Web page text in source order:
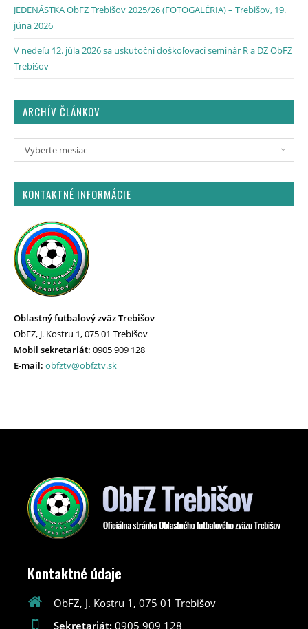
JEDENÁSTKA ObFZ Trebišov 2025/26 (FOTOGALÉRIA) – Trebišov, 19.
júna 2026
V nedeľu 12. júla 2026 sa uskutoční doškoľovací seminár R a DZ ObFZ
Trebišov
ARCHÍV ČLÁNKOV
Vyberte mesiac
KONTAKTNÉ INFORMÁCIE
Oblastný futbalový zväz Trebišov
ObFZ, J. Kostru 1, 075 01 Trebišov
Mobil sekretariát: 0905 909 128
E-mail: obfztv@obfztv.sk
Kontaktné údaje
ObFZ, J. Kostru 1, 075 01 Trebišov
Sekretariát: 0905 909 128